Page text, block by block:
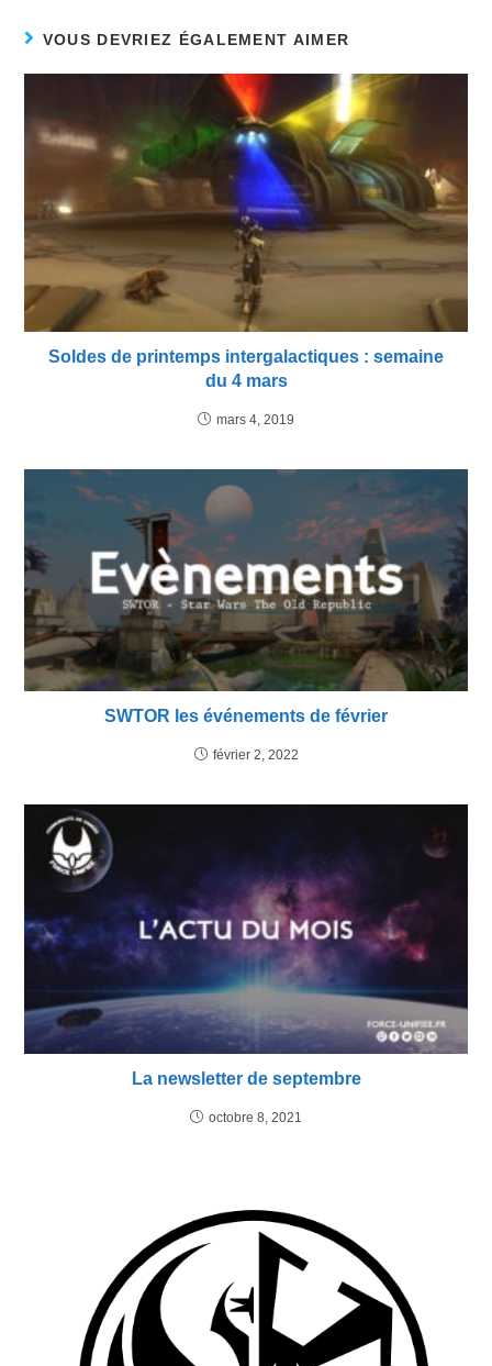
VOUS DEVRIEZ ÉGALEMENT AIMER
Soldes de printemps intergalactiques : semaine
du 4 mars
mars 4, 2019
SWTOR les événements de février
février 2, 2022
La newsletter de septembre
octobre 8, 2021